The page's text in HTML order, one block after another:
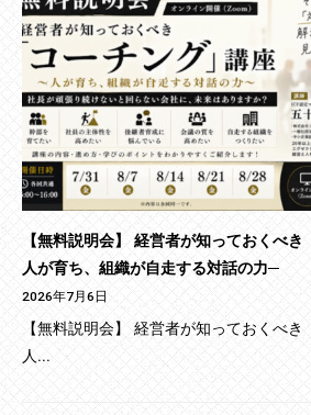
【無料説明会】 経営者が知っておくべ
人が育ち、組織が自走する対話の力─
2026年7月6日
【無料説明会】 経営者が知っておくべ
人...